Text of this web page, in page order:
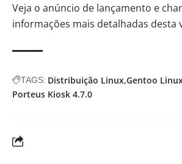
Veja o anúncio de lançamento e
informações mais detalhadas desta
TAGS: Distribuição Linux Gentoo
Porteus Kiosk 4.7.0